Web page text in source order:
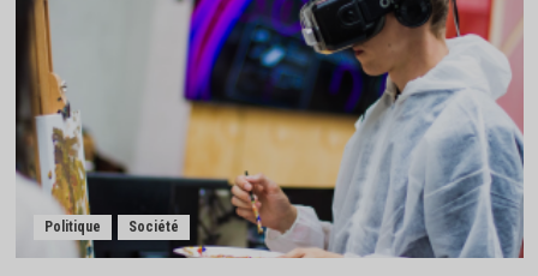
Politique Société